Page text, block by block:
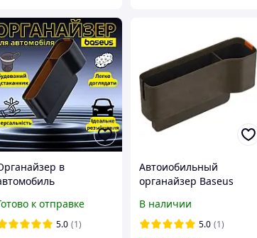
в
к отправке
5.0 (1)
Автоиобильный
органайзер Baseus
Console Storage
Organizer
В наличии
5.0 (1)